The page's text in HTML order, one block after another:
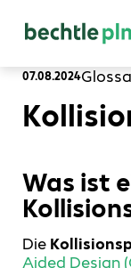
07.08.2024
Was ist
Die
Aided Design